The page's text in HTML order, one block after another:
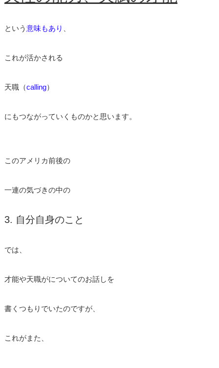
という 意味もあり
これが活かされる
天職（calling）
にもつながっていくものかと思います。
このアメリカ前後の
一連の気づきの中の
3. 自分自身のこと
では、
才能や天職がについてのお話しを
書くつもりでいたのですが、
これがまた、